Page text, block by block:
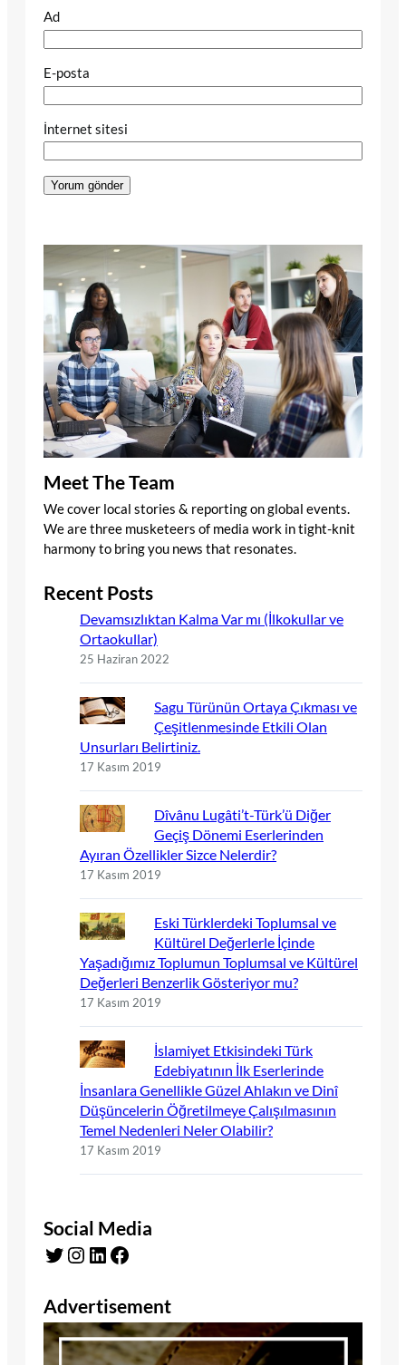
Ad
E-posta
İnternet sitesi
Meet The Team
We cover local stories & reporting on global events.
We are three musketeers of media work in tight-knit
harmony to bring you news that resonates.
Recent Posts
Devamsızlıktan Kalma Var mı (İlkokullar ve
Ortaokullar)
25 Haziran 2022
Sagu Türünün Ortaya Çıkması ve
Çeşitlenmesinde Etkili Olan
Unsurları Belirtiniz.
17 Kasım 2019
Dîvânu Lugâti’t-Türk’ü Diğer
Geçiş Dönemi Eserlerinden
Ayıran Özellikler Sizce Nelerdir?
17 Kasım 2019
Eski Türklerdeki Toplumsal ve
Kültürel Değerlerle İçinde
Yaşadığımız Toplumun Toplumsal ve Kültürel
Değerleri Benzerlik Gösteriyor mu?
17 Kasım 2019
İslamiyet Etkisindeki Türk
Edebiyatının İlk Eserlerinde
İnsanlara Genellikle Güzel Ahlakın ve Dinî
Düşüncelerin Öğretilmeye Çalışılmasının
Temel Nedenleri Neler Olabilir?
17 Kasım 2019
Social Media
Twitter Instagram LinkedIn Facebook
Advertisement